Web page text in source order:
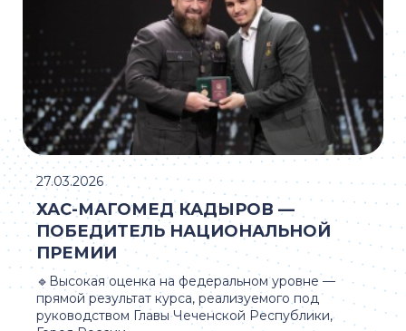
🔹Высокая оценка на федеральном уровне —
прямой результат курса, реализуемого под
руководством Главы Чеченской Республики,
ХАС-МАГОМЕД КАДЫРОВ —
ПОБЕДИТЕЛЬ НАЦИОНАЛЬНОЙ
ПРЕМИИ
27.03.2026